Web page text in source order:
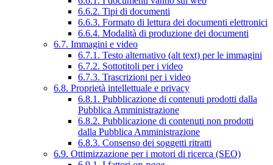
6.6.2. Tipi di documenti
6.6.3. Formato di lettura dei documenti elettronici
6.6.4. Modalità di produzione dei documenti
6.7. Immagini e video
6.7.1. Testo alternativo (alt text) per le immagini
6.7.2. Sottotitoli per i video
6.7.3. Trascrizioni per i video
6.8. Proprietà intellettuale e privacy
6.8.1. Pubblicazione di contenuti prodotti dalla
Pubblica Amministrazione
6.8.2. Pubblicazione di contenuti non prodotti
dalla Pubblica Amministrazione
6.8.3. Consenso dei soggetti ritratti
6.9. Ottimizzazione per i motori di ricerca (SEO)